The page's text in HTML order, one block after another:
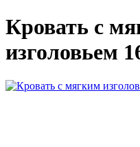
Кровать с
изголовьем